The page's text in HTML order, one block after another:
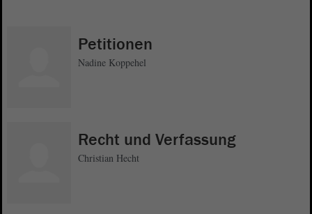
Petitionen
Nadine Koppehel
Recht und Verfassung
Christian Hecht